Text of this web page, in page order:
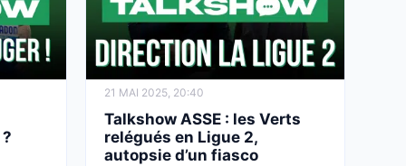
21 MAI 2025, 20:40
Talkshow ASSE : les Verts
relégués en Ligue 2,
autopsie d’un fiasco